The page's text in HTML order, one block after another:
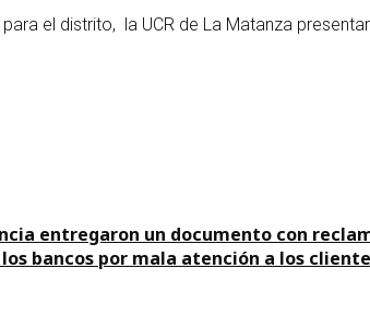
el distrito, la UCR de La Matanza
entregaron un documento con
bancos por mala atención a los